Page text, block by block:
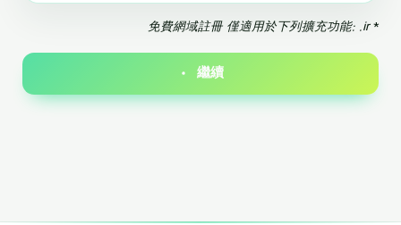
*
免費網域註冊 僅適用於下列擴充功能: .ir
繼續